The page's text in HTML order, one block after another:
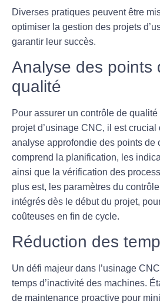
Diverses pratiques peuvent être
optimiser la gestion des projets d’
garantir leur succès.
Analyse des points
qualité
Pour assurer un contrôle de
projet d’usinage CNC, il est crucial
analyse approfondie des points de
comprend la planification, les
ainsi que la vérification des
plus est, les paramètres du
intégrés dès le début du projet,
coûteuses en fin de cycle.
Réduction des
Un défi majeur dans l’usinage
temps d’inactivité des machines.
de maintenance proactive pour